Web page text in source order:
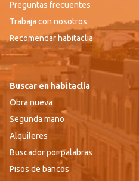
Preguntas frecuentes
Trabaja con nosotros
Recomendar habitaclia
Buscar en habitaclia
Obra nueva
Segunda mano
Alquileres
Buscador por palabras
Pisos de bancos